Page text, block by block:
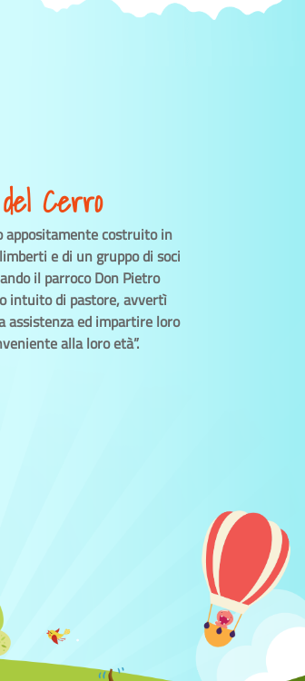
Cerro
appositamente costruito in
e di un gruppo di soci
il parroco Don Pietro
intuito di pastore, avvertì
assistenza ed impartire loro
alla loro età”.